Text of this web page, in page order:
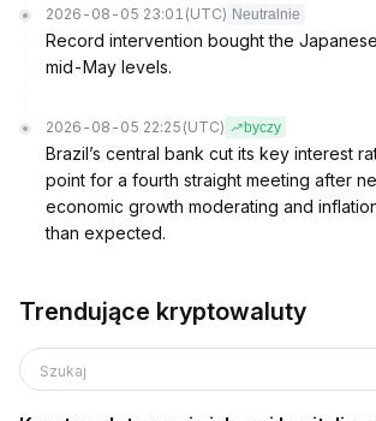
2026-08-05 23:01 (UTC) Neutralnie
Record intervention bought the
mid-May levels.
2026-08-05 22:25 (UTC) byczy
Brazil’s central bank cut its key interest
point for a fourth straight meeting after
economic growth moderating and
than expected.
Trendujące kryptowaluty
Szukaj